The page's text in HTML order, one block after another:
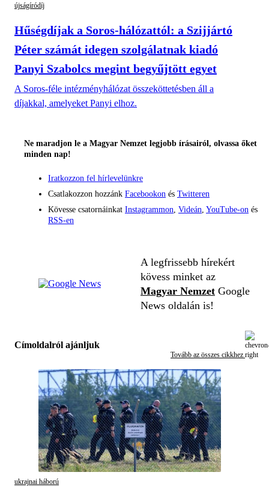
újságíródíj
Hűségdíjak a Soros-hálózattól: a Szijjártó
Péter számát idegen szolgálatnak kiadó
Panyi Szabolcs megint begyűjtött egyet
A Soros-féle intézményhálózat összeköttetésben áll a
díjakkal, amelyeket Panyi elhoz.
Ne maradjon le a Magyar Nemzet legjobb írásairól, olvassa őket
minden nap!
Iratkozzon fel hírlevelünkre
Csatlakozzon hozzánk Facebookon és Twitteren
Kövesse csatornáinkat Instagrammon Videán YouTube-on és
RSS-en
A legfrissebb hírekért
kövess minket az
Magyar Nemzet Google
News oldalán is!
Címoldalról ajánljuk
Tovább az összes cikkhez
ukrajnai háború